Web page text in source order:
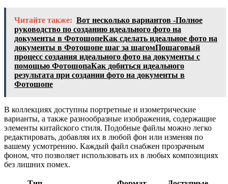
Читайте также: Вот несколько вариантов -Полное
руководство по созданию идеального фото на
документы в ФотошопеКак сделать идеальное фото на
документы в Фотошопе шаг за шагомПошаговый
процесс создания идеального фото на документы с
помощью ФотошопаКак добиться идеального
результата при создании фото на документы в
Фотошопе
В коллекциях доступны портретные и изометрические
варианты, а также разнообразные изображения, содержащие
элементы китайского стиля. Подобные файлы можно легко
редактировать, добавляя их в любой фон или изменяя по
вашему усмотрению. Каждый файл снабжен прозрачным
фоном, что позволяет использовать их в любых композициях
без лишних помех.